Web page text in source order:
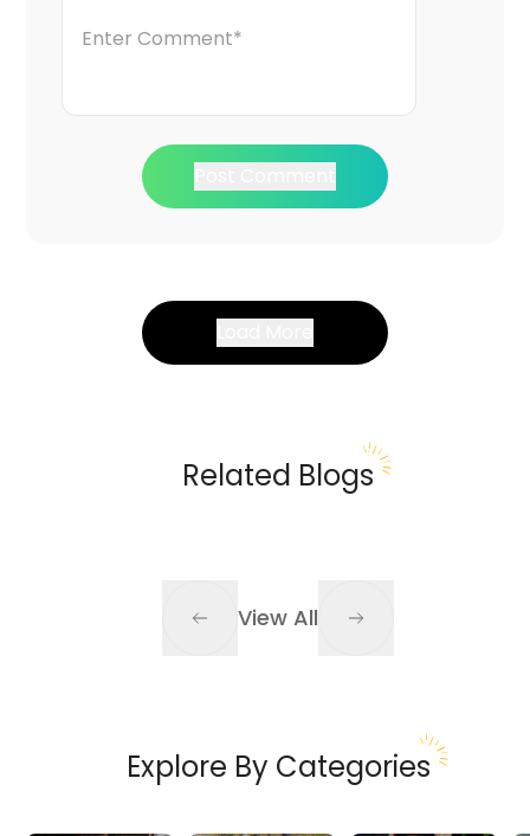
Related Blogs
View All
Explore By Categories